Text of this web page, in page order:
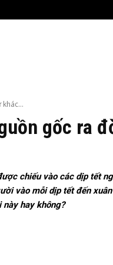
gốc ra
chiếu vào các dịp tết
vào mỗi dịp tết đến
hay không?